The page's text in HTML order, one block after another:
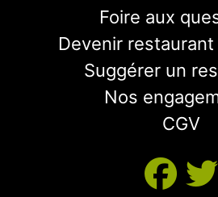
Foire aux
Devenir
Suggérer un
Nos
CGV